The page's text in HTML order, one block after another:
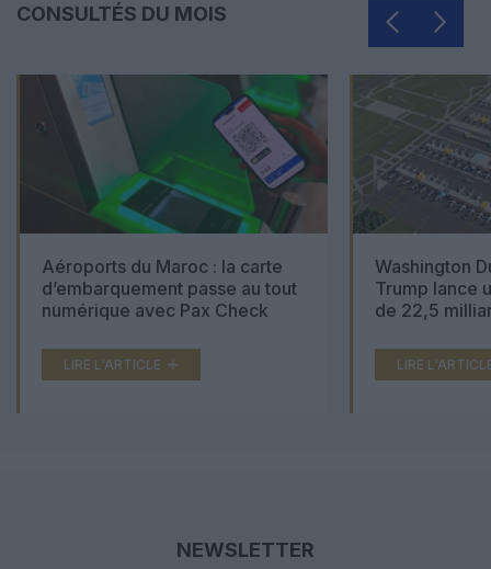
CONSULTÉS DU MOIS
Aéroports du Maroc : la carte
d’embarquement passe au tout
numérique avec Pax Check
LIRE L'ARTICLE
Washington
Trump lance
de 22,5
LIRE
NEWSLETTER